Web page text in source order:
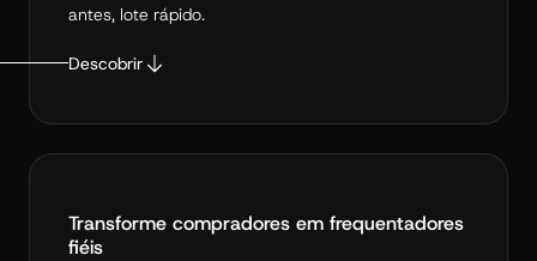
antes, lote rápido.
Descobrir
Transforme compradores em frequentadores
fiéis